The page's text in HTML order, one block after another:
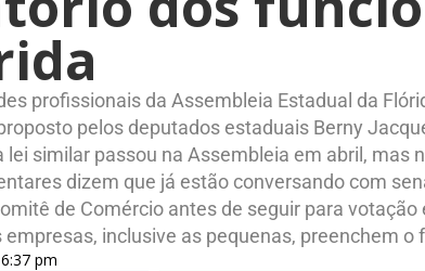
profissionais da Assembleia Estadual da
pelos deputados estaduais Berny
lei similar passou na Assembleia em abril, mas
dizem que já estão conversando com
de Comércio antes de seguir para
inclusive as pequenas, preenchem o
6:37 pm